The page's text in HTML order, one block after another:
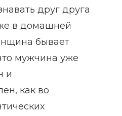
друг друга
в домашней
бывает
мужчина уже
и
как во